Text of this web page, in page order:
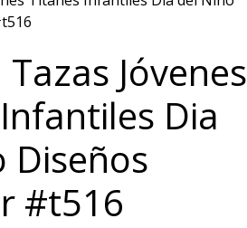
Jóvenes
Dia
Diseños
#t516